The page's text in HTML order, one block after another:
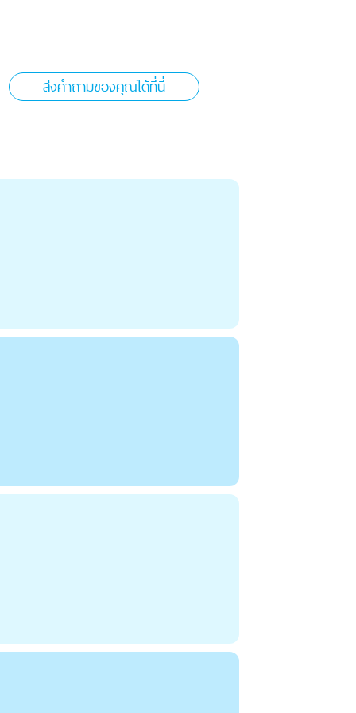
ส่งคำถามของคุณได้ที่นี่